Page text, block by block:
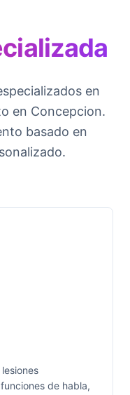
en
en Concepcion.
basado en
de habla,